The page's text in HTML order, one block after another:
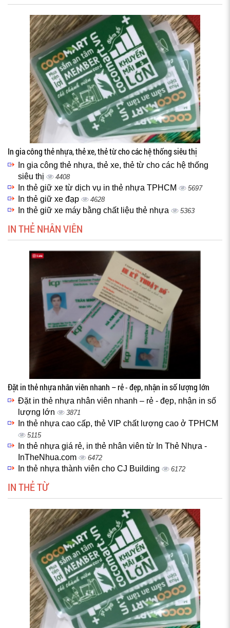
In gia công thẻ nhựa, thẻ xe, thẻ từ cho các hệ thống siêu thị
In gia công thẻ nhựa, thẻ xe, thẻ từ cho các hệ thống
siêu thị
4408
In thẻ giữ xe từ dịch vụ in thẻ nhựa TPHCM 5697
In thẻ giữ xe đạp 4628
In thẻ giữ xe máy bằng chất liệu thẻ nhựa 5363
IN THẺ NHÂN VIÊN
Đặt in thẻ nhựa nhân viên nhanh – rẻ - đẹp, nhận in số lượng lớn
Đặt in thẻ nhựa nhân viên nhanh – rẻ - đẹp, nhận in số
lượng lớn
3871
In thẻ nhựa cao cấp, thẻ VIP chất lượng cao ở TPHCM
5115
In thẻ nhựa giá rẻ, in thẻ nhân viên từ In Thẻ Nhựa -
InTheNhua.com
6472
In thẻ nhựa thành viên cho CJ Building 6172
IN THẺ TỪ